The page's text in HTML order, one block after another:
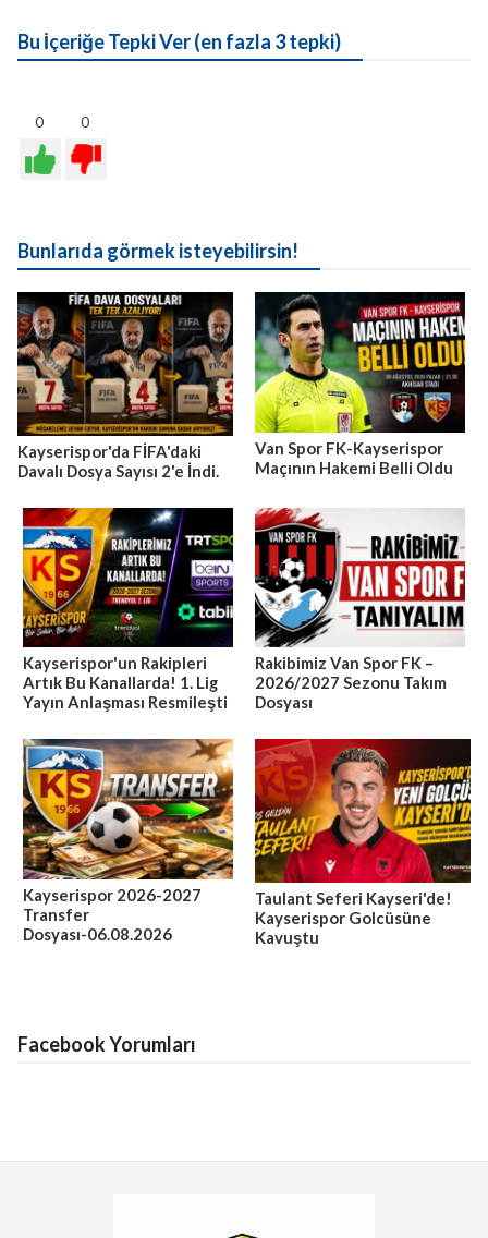
Bu İçeriğe Tepki Ver (en fazla 3 tepki)
0 0
Bunlarıda görmek isteyebilirsin!
Kayserispor'da FİFA'daki
Davalı Dosya Sayısı 2'e İndi.
Van Spor FK-Kayserispor
Maçının Hakemi Belli Oldu
Kayserispor'un Rakipleri
Artık Bu Kanallarda! 1. Lig
Yayın Anlaşması Resmileşti
Rakibimiz Van Spor FK –
2026/2027 Sezonu Takım
Dosyası
Kayserispor 2026-2027
Transfer
Dosyası-06.08.2026
Taulant Seferi Kayseri'de!
Kayserispor Golcüsüne
Kavuştu
Facebook Yorumları